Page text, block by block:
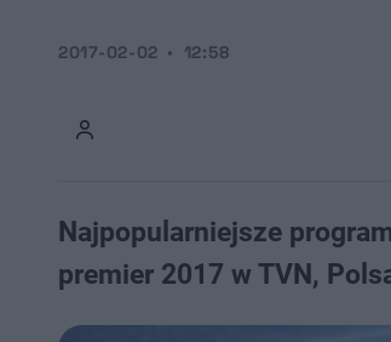
2017-02-02 12:58
Najpopularniejsze
premier 2017 w TVN,